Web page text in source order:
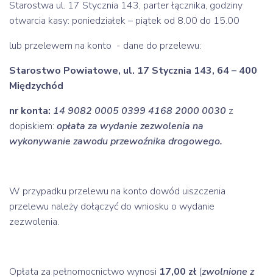
Starostwa ul. 17 Stycznia 143, parter łącznika, godziny
otwarcia kasy: poniedziałek – piątek od 8.00 do 15.00
lub przelewem na konto - dane do przelewu:
Starostwo Powiatowe, ul. 17 Stycznia 143, 64 – 400
Międzychód
nr konta: 14 9082 0005 0399 4168 2000 0030 z
dopiskiem: opłata za wydanie zezwolenia na
wykonywanie zawodu przewoźnika drogowego.
W przypadku przelewu na konto dowód uiszczenia
przelewu należy dołączyć do wniosku o wydanie
zezwolenia.
Opłata za pełnomocnictwo wynosi 17,00 zł (zwolnione z